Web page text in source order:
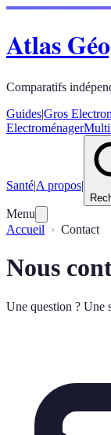
Atlas
Comparatifs
Guides|Gros
Electroménager
Santé|A propos|
Menu
Accueil
Contact
Nous
Une question ? Une